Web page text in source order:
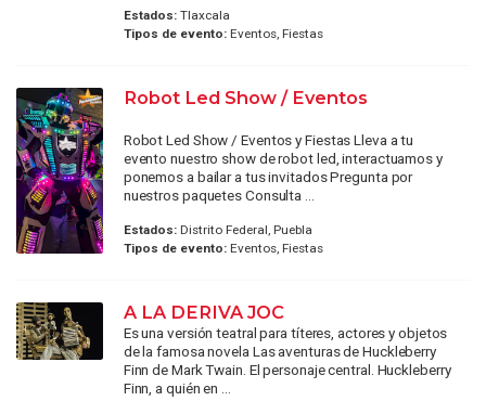
Estados:Tlaxcala
Tipos de evento:Eventos, Fiestas
Robot Led Show / Eventos
Robot Led Show / Eventos y Fiestas Lleva a tu
evento nuestro show de robot led, interactuamos y
ponemos a bailar a tus invitados Pregunta por
nuestros paquetes Consulta ...
Estados:Distrito Federal, Puebla
Tipos de evento:Eventos, Fiestas
A LA DERIVA JOC
Es una versión teatral para títeres, actores y objetos
de la famosa novela Las aventuras de Huckleberry
Finn de Mark Twain. El personaje central. Huckleberry
Finn, a quién en ...